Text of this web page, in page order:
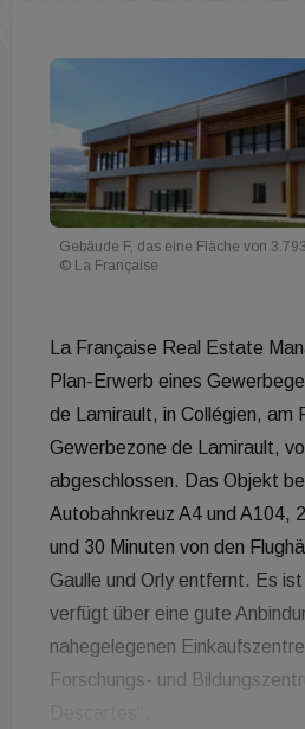
Gebäude F, das eine Fläche von
© La Française
La Française Real Estate
Plan-Erwerb eines
de Lamirault, in Collégien, am
Gewerbezone de Lamirault,
abgeschlossen. Das Objekt
Autobahnkreuz A4 und A104,
und 30 Minuten von den
Gaulle und Orly entfernt. Es
verfügt über eine gute
nahegelegenen
Forschungs- und